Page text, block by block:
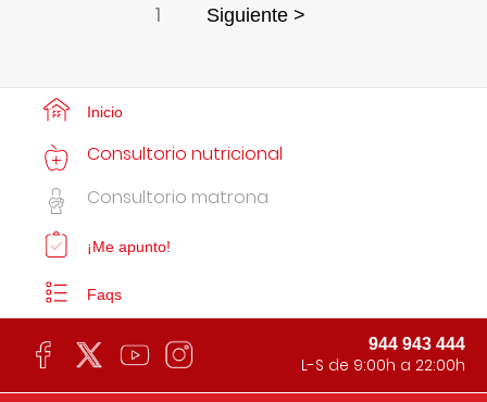
1 Siguiente >
Inicio
Consultorio nutricional
Consultorio matrona
¡Me apunto!
Faqs
944 943 444
L-S de 9:00h a 22:00h